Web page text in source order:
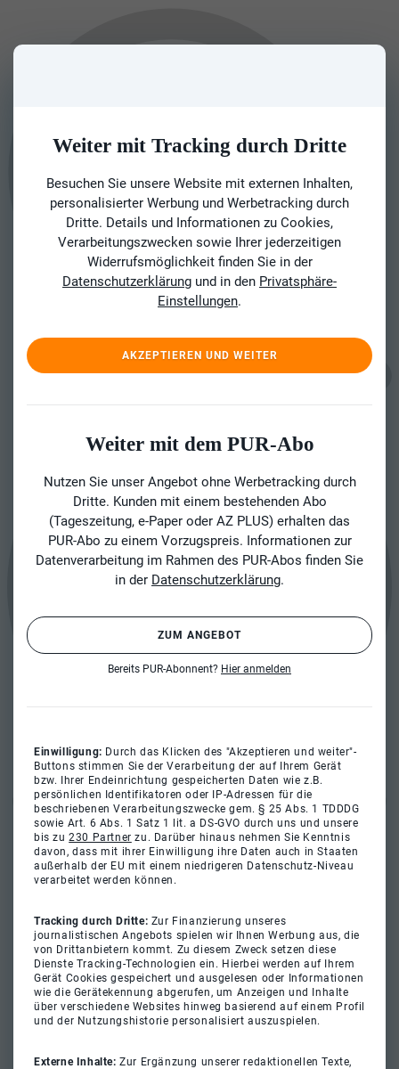
Weiter mit Tracking durch Dritte
Besuchen Sie unsere Website mit externen Inhalten,
personalisierter Werbung und Werbetracking durch
Dritte. Details und Informationen zu Cookies,
Verarbeitungszwecken sowie Ihrer jederzeitigen
Widerrufsmöglichkeit finden Sie in der
Datenschutzerklärung und in den Privatsphäre-
Einstellungen.
AKZEPTIEREN UND WEITER
Weiter mit dem PUR-Abo
Nutzen Sie unser Angebot ohne Werbetracking durch
Dritte. Kunden mit einem bestehenden Abo
(Tageszeitung, e-Paper oder AZ PLUS) erhalten das
PUR-Abo zu einem Vorzugspreis. Informationen zur
Datenverarbeitung im Rahmen des PUR-Abos finden Sie
in der Datenschutzerklärung.
ZUM ANGEBOT
Bereits PUR-Abonnent? Hier anmelden
Einwilligung: Durch das Klicken des "Akzeptieren und weiter"-
Buttons stimmen Sie der Verarbeitung der auf Ihrem Gerät
bzw. Ihrer Endeinrichtung gespeicherten Daten wie z.B.
persönlichen Identifikatoren oder IP-Adressen für die
beschriebenen Verarbeitungszwecke gem. § 25 Abs. 1 TDDDG
sowie Art. 6 Abs. 1 Satz 1 lit. a DS-GVO durch uns und unsere
bis zu230 Partner zu. Darüber hinaus nehmen Sie Kenntnis
davon, dass mit ihrer Einwilligung ihre Daten auch in Staaten
außerhalb der EU mit einem niedrigeren Datenschutz-Niveau
verarbeitet werden können.
Tracking durch Dritte: Zur Finanzierung unseres
journalistischen Angebots spielen wir Ihnen Werbung aus, die
von Drittanbietern kommt. Zu diesem Zweck setzen diese
Dienste Tracking-Technologien ein. Hierbei werden auf Ihrem
Gerät Cookies gespeichert und ausgelesen oder Informationen
wie die Gerätekennung abgerufen, um Anzeigen und Inhalte
über verschiedene Websites hinweg basierend auf einem Profil
und der Nutzungshistorie personalisiert auszuspielen.
Externe Inhalte:Zur Ergänzung unserer redaktionellen Texte,